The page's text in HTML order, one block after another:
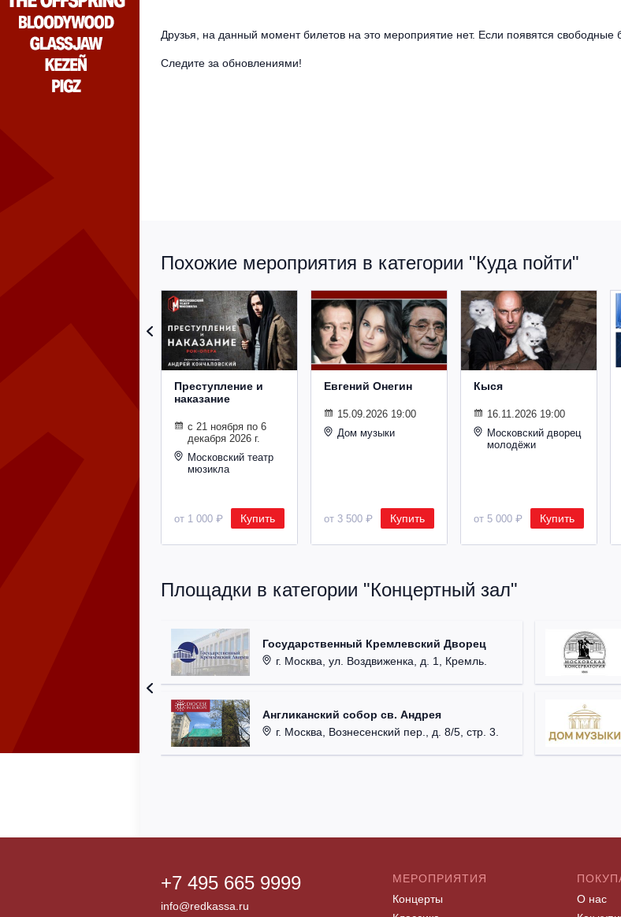
Друзья, на данный момент билетов на это мероприятие нет. Если появятся
Следите за обновлениями!
Похожие мероприятия в категории "Куда пойти"
Преступление и
наказание
с 21 ноября по 6
декабря 2026 г.
Московский театр
мюзикла
от 1 000 ₽ Купить
Евгений Онегин
15.09.2026 19:00
Дом музыки
от 3 500 ₽ Купить
Кыся
16.11.2026 19:00
Московский дворец
молодёжи
от 5 000 ₽ Купить
Площадки в категории "Концертный зал"
Государственный Кремлевский Дворец
г. Москва, ул. Воздвиженка, д. 1, Кремль.
Англиканский собор св. Андрея
г. Москва, Вознесенский пер., д. 8/5, стр. 3.
+7 495 665 9999
info@redkassa.ru
МЕРОПРИЯТИЯ
Концерты
О нас